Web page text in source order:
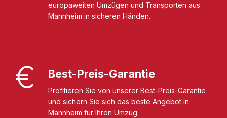
europaweiten Umzügen und Transporten aus
Mannheim in sicheren Händen.
Best-Preis-Garantie
Profitieren Sie von unserer Best-Preis-Garantie
und sichern Sie sich das beste Angebot in
Mannheim für Ihren Umzug.